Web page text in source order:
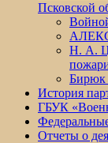
Псковской
Н. А.
Бирюк
История
ГБУК
Отчеты о